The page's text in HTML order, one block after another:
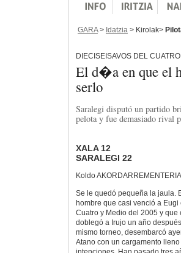
GARA> Idatzia > Kirolak>
DIECISEISAVOS DEL
El d�a en que
serlo
Saralegi disputó un partido
pelota y fue demasiado rival
XALA 12
SARALEGI 22
Koldo AKORDARREMENTERIA |
Se le quedó pequeña la jaula.
hombre que casi venció a Eugi
Cuatro y Medio del 2005 y que
doblegó a Irujo un año después
mismo torneo, desembarcó
Atano con un cargamento lleno